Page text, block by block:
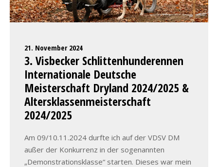
21. November 2024
3. Visbecker Schlittenhunderennen
Internationale Deutsche
Meisterschaft Dryland 2024/2025 &
Altersklassenmeisterschaft
2024/2025
Am 09/10.11.2024 durfte ich auf der VDSV DM
außer der Konkurrenz in der sogenannten
„Demonstrationsklasse“ starten. Dieses war mein